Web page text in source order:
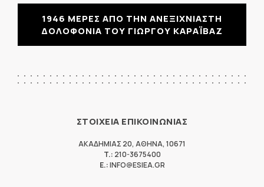
1946 ΜΕΡΕΣ ΑΠΟ ΤΗΝ ΑΝΕΞΙΧΝΙΑΣΤΗ
ΔΟΛΟΦΟΝΙΑ ΤΟΥ ΓΙΩΡΓΟΥ ΚΑΡΑΪΒΑΖ
ΣΤΟΙΧΕΙΑ ΕΠΙΚΟΙΝΩΝΙΑΣ
ΑΚΑΔΗΜΙΑΣ 20, ΑΘΗΝΑ, 10671
T.: 210-3675400
E.:INFO@ESIEA.GR